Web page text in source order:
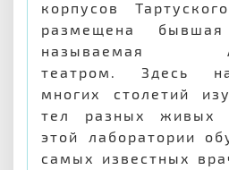
корпусов
размещена бывшая
называемая
театром. Здесь
многих столетий
тел разных живых
этой лаборатории
самых известных